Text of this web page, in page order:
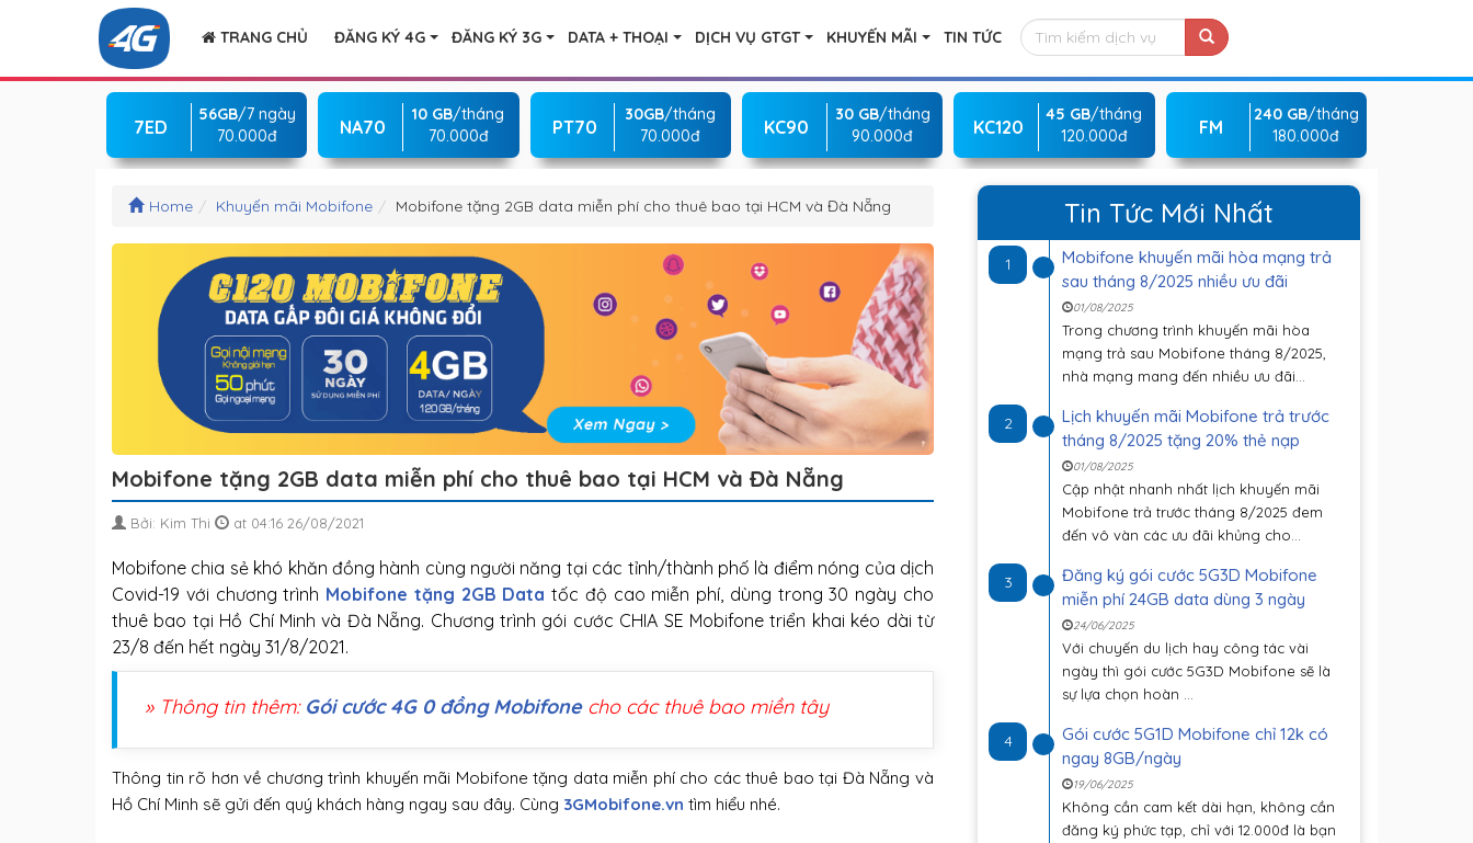
TRANG CHỦ ĐĂNG KÝ 4G ĐĂNG KÝ 3G DATA + THOẠI DỊCH VỤ GTGT KHUYẾN MÃI TIN TỨC
7ED
56GB/7 ngày
70.000đ
NA70
10 GB/tháng
70.000đ
PT70
30GB/tháng
70.000đ
KC90
30 GB/tháng
90.000đ
KC120
45 GB/tháng
120.000đ
FM
240 GB/tháng
180.000đ
Home Khuyến mãi Mobifone Mobifone tặng 2GB data miễn phí cho thuê bao tại HCM và Đà Nẵng
Mobifone tặng 2GB data miễn phí cho thuê bao tại HCM và Đà Nẵng
Bởi: Kim Thi at 04:16 26/08/2021
Mobifone chia sẻ khó khăn đồng hành cùng người năng tại các tỉnh/thành phố là điểm nóng của dịch
Covid-19 với chương trình Mobifone tặng 2GB Data tốc độ cao miễn phí, dùng trong 30 ngày cho
thuê bao tại Hồ Chí Minh và Đà Nẵng. Chương trình gói cước CHIA SE Mobifone triển khai kéo dài từ
23/8 đến hết ngày 31/8/2021.
» Thông tin thêm: Gói cước 4G 0 đồng Mobifonecho các thuê bao miền tây
Thông tin rõ hơn về chương trình khuyến mãi Mobifone tặng data miễn phí cho các thuê bao tại Đà Nẵng và
Hồ Chí Minh sẽ gửi đến quý khách hàng ngay sau đây. Cùng 3GMobifone.vn tìm hiểu nhé.
Tin Tức Mới Nhất
1
Mobifone khuyến mãi hòa mạng trả
sau tháng 8/2025 nhiều ưu đãi
01/08/2025
Trong chương trình khuyến mãi hòa
mạng trả sau Mobifone tháng 8/2025,
nhà mạng mang đến nhiều ưu đãi...
2
Lịch khuyến mãi Mobifone trả trước
tháng 8/2025 tặng 20% thẻ nạp
01/08/2025
Cập nhật nhanh nhất lịch khuyến mãi
Mobifone trả trước tháng 8/2025 đem
đến vô vàn các ưu đãi khủng cho...
3
Đăng ký gói cước 5G3D Mobifone
miễn phí 24GB data dùng 3 ngày
24/06/2025
Với chuyến du lịch hay công tác vài
ngày thì gói cước 5G3D Mobifone sẽ là
sự lựa chọn hoàn ...
4
Gói cước 5G1D Mobifone chỉ 12k có
ngay 8GB/ngày
19/06/2025
Không cần cam kết dài hạn, không cần
đăng ký phức tạp, chỉ với 12.000đ là bạn